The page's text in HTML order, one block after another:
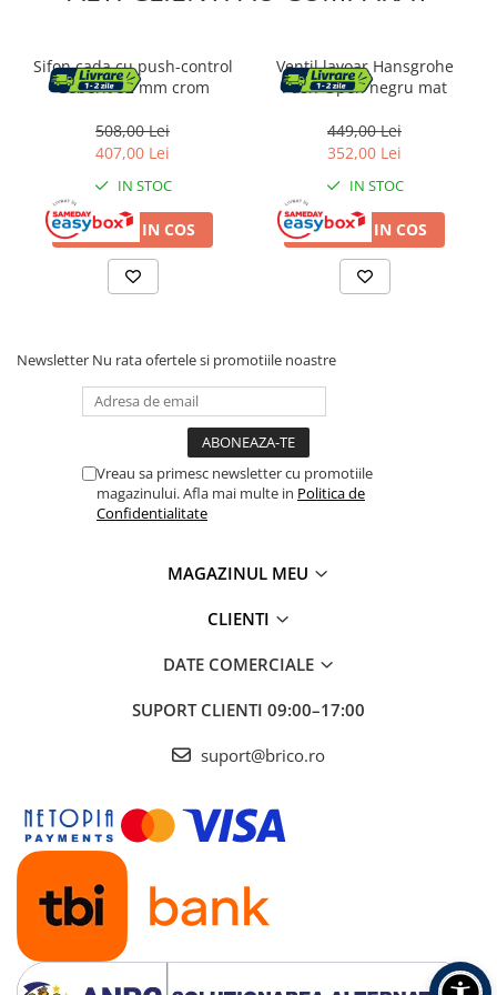
Mobila dormitor
Dulapuri dormitor
Mese toaleta si oglinzi
Noptiere
Mobila birou
Scaune birou
Camera copilului
Mese si scaune pentru copii
Fotolii pentru copii
Depozitare jucarii
Depozitare si organizare
Organizatoare sertar si dulap
Rafturi depozitare
Umerase si huse haine
Gradina & balcon
Unelte motorizate
Sifon cada cu push-control
Geberit 52 mm crom
508,00 Lei
407,00 Lei
IN STOC
ADAUGA IN COS
Ventil lavoar Hansgrohe
Push-Open negru mat
449,00 Lei
352,00 Lei
IN STOC
ADAUGA IN COS
Newsletter Nu rata ofertele si promotiile noastre
Vreau sa primesc newsletter cu promotiile
magazinului. Afla mai multe in Politica de
Confidentialitate
MAGAZINUL MEU
CLIENTI
DATE COMERCIALE
SUPORT CLIENTI 09:00–17:00
suport@brico.ro